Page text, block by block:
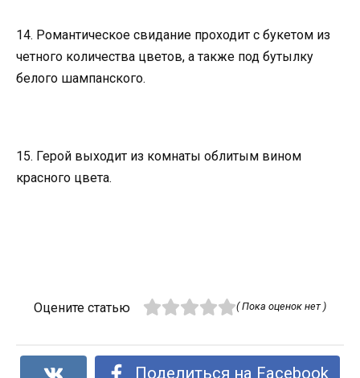
14. Романтическое свидание проходит с букетом из
четного количества цветов, а также под бутылку
белого шампанского.
15. Герой выходит из комнаты облитым вином
красного цвета.
Оцените статью ( Пока оценок нет )
Поделиться на Facebook